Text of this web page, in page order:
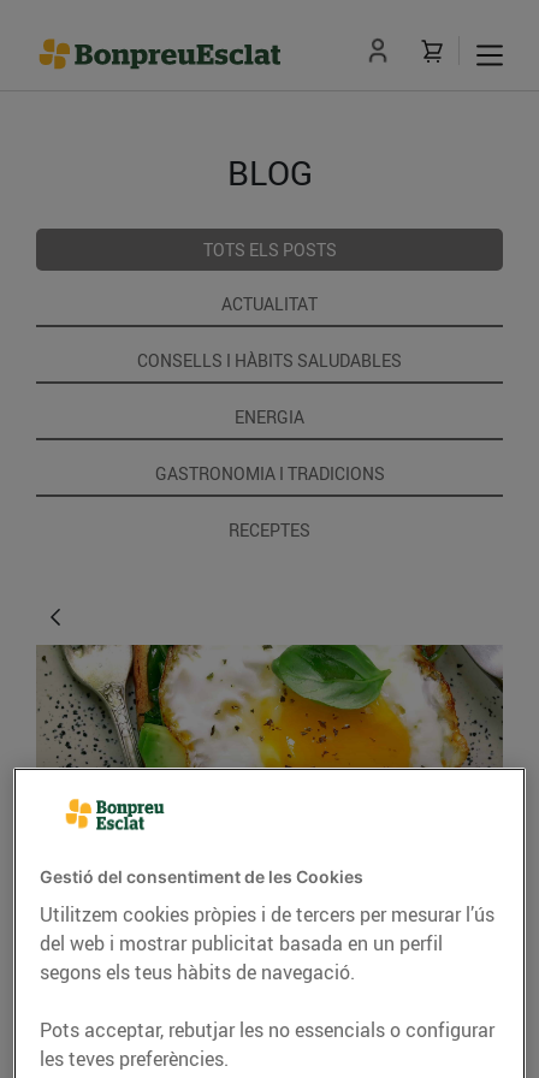
BLOG
TOTS ELS POSTS
ACTUALITAT
CONSELLS I HÀBITS SALUDABLES
ENERGIA
GASTRONOMIA I TRADICIONS
RECEPTES
CONSELLS I HÀBITS SALUDABLES
Cuina amb ous, bons i
saludables
13/d’abril/2021
Gestió del consentiment de les Cookies
Utilitzem cookies pròpies i de tercers per mesurar l’ús
del web i mostrar publicitat basada en un perfil
segons els teus hàbits de navegació.
Pots acceptar, rebutjar les no essencials o configurar
les teves preferències.